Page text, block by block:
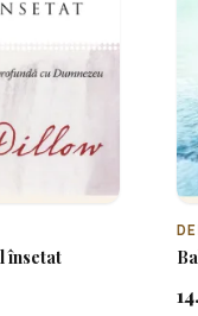
însetat